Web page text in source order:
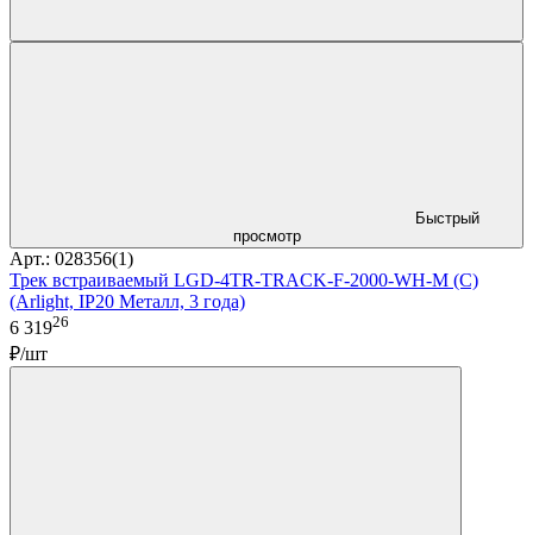
Быстрый
просмотр
Арт.: 028356(1)
Трек встраиваемый LGD-4TR-TRACK-F-2000-WH-M (C)
(Arlight, IP20 Металл, 3 года)
6 31926
₽/шт